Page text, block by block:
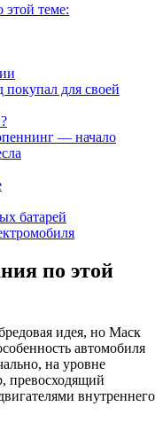
этой теме:
для своей
— начало
батарей
по этой
идея, но Маск
автомобиля
на уровне
превосходящий
внутреннего